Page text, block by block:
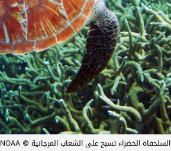
السلحفاة الخضراء تسبح على الشعاب المرجانية ©NOAA